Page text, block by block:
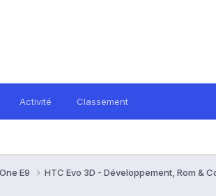
Activité Classement
E9 HTC Evo 3D - Développement, Rom &